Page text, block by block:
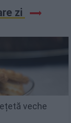
zi
veche